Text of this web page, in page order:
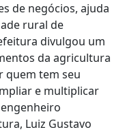
de negócios, ajuda
rural de
divulgou um
da agricultura
quem tem seu
e multiplicar
Luiz Gustavo